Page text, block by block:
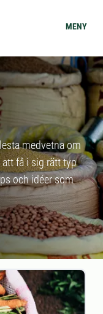
MENY
medvetna om
få i sig rätt typ
och idéer som